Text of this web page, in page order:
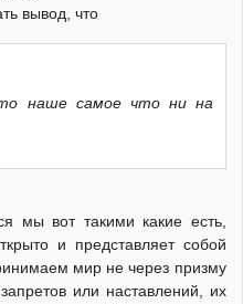
вывод, что
наше самое что ни на
мы вот такими какие есть,
и представляет собой
мир не через призму
или наставлений, их